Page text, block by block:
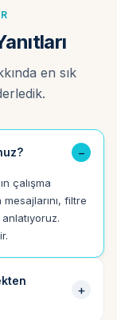
en sık
çalışma
filtre
anlatıyoruz.